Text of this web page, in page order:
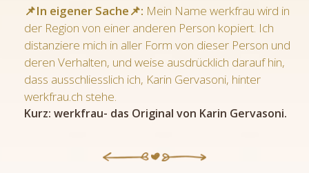
📌In eigener Sache📌: Mein Name werkfrau wird in
der Region von einer anderen Person kopiert. Ich
distanziere mich in aller Form von dieser Person und
deren Verhalten, und weise ausdrücklich darauf hin,
dass ausschliesslich ich, Karin Gervasoni, hinter
werkfrau.ch stehe.
Kurz: werkfrau- das Original von Karin Gervasoni.